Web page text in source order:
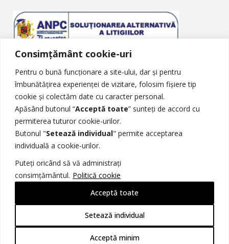
Consimțământ cookie-uri
Pentru o bună funcționare a site-ului, dar și pentru
îmbunătățirea experienței de vizitare, folosim fișiere tip
cookie și colectăm date cu caracter personal.
Apăsând butonul “Acceptă toate” sunteți de accord cu
permiterea tuturor cookie-urilor.
Butonul "Setează individual" permite acceptarea
individuală a cookie-urilor.
Puteți oricând să vă administrați
consimțământul. Politică cookie
Setează individual
Acceptă minim
Acceptă toate
Soluționarea Alternativă a Litigiilor
Soluționarea Online a Litigiilor
Brand Identity & Web Design -Amati Line Design Studio
Imaginile sunt cu titul de prezentare, pentru mai multe
informații vizitați pagina